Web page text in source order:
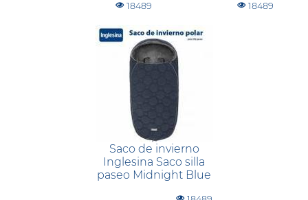
18489 18489
Saco de invierno
Inglesina Saco silla
paseo Midnight Blue